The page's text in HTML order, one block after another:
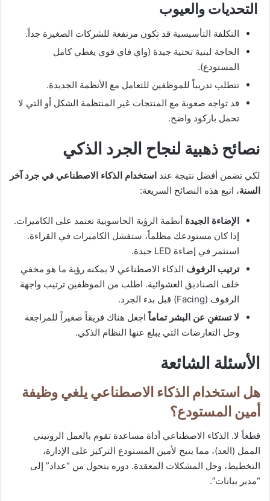
التحديات والعيوب
التكلفة التأسيسية قد تكون مرتفعة للشركات الصغيرة جداً.
الحاجة لبنية تحتية جيدة (واي فاي قوي يغطي كامل
المستودع).
تتطلب تدريباً للموظفين للتعامل مع الأنظمة الجديدة.
قد تواجه صعوبة مع المنتجات غير المنتظمة الشكل أو التي لا
تحمل باركود واضح.
نصائح ذهبية لنجاح الجرد الذكي
لكي تضمن أفضل نتيجة عند استخدام الذكاء الاصطناعي في جرد آخر
السنة، اتبع هذه النصائح السريعة:
الإضاءة الجيدة أنظمة الرؤية الحاسوبية تعتمد على الكاميرات.
إذا كان مستودعك مظلماً، ستفشل الكاميرات في القراءة.
استثمر في إضاءة LED جيدة.
ترتيب الرفوف الذكاء الاصطناعي لا يمكنه رؤية ما هو مخفي
خلف الصناديق العشوائية. اطلب من الموظفين ترتيب واجهة
الرفوف (Facing) قبل بدء الجرد.
لا تستغنِ عن البشر تماماًاجعل هناك فريقاً صغيراً للمراجعة
وحل التعارضات التي يبلغ عنها النظام الذكي.
الأسئلة الشائعة
هل استخدام الذكاء الاصطناعي يلغي وظيفة
أمين المستودع؟
قطعاً لا. الذكاء الاصطناعي أداة مساعدة تقوم بالعمل الروتيني
الممل (العد)، مما يتيح لأمين المستودع التركيز على الإدارة،
التخطيط، وحل المشكلات المعقدة. دوره يتحول من “عداد” إلى
“مدير بيانات”.